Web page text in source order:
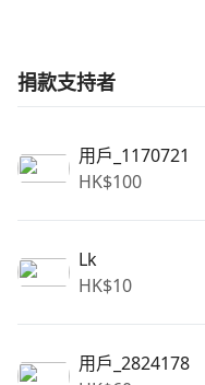
捐款支持者
用戶_1170721
HK$100
Lk
HK$10
用戶_2824178